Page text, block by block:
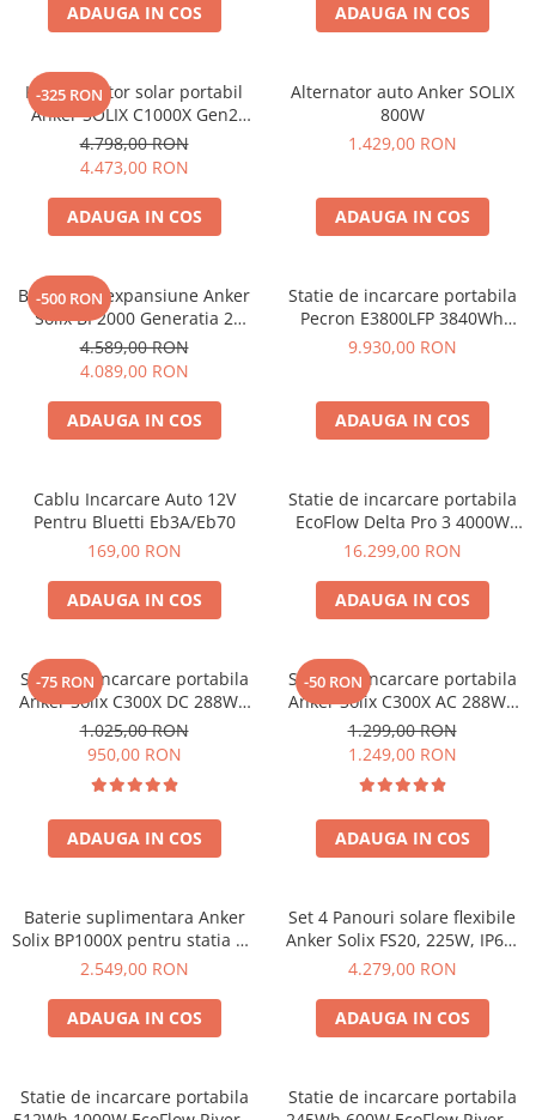
ADAUGA IN COS ADAUGA IN COS
-325 RON
Kit generator solar portabil
Anker SOLIX C1000X Gen2
2000W 1024Wh + panou 100W
4.798,00 RON
4.473,00 RON
ADAUGA IN COS
Alternator auto Anker SOLIX
800W
1.429,00 RON
ADAUGA IN COS
-500 RON
Baterie de expansiune Anker
Solix BP2000 Generatia 2
pentru Anker Solix C2000 Gen
2, 2048Wh
4.589,00 RON
4.089,00 RON
ADAUGA IN COS
Statie de incarcare portabila
Pecron E3800LFP 3840Wh
4200W + Carucior CADOU
9.930,00 RON
ADAUGA IN COS
Cablu Incarcare Auto 12V
Pentru Bluetti Eb3A/Eb70
169,00 RON
ADAUGA IN COS
Statie de incarcare portabila
EcoFlow Delta Pro 3 4000W
4096Wh
16.299,00 RON
ADAUGA IN COS
-75 RON
Statie de incarcare portabila
Anker Solix C300X DC 288Wh
300W
1.025,00 RON
950,00 RON
ADAUGA IN COS
-50 RON
Statie de incarcare portabila
Anker Solix C300X AC 288Wh
300W
1.299,00 RON
1.249,00 RON
ADAUGA IN COS
Baterie suplimentara Anker
Solix BP1000X pentru statia de
alimentare portabila Anker
2.549,00 RON
ADAUGA IN COS
Set 4 Panouri solare flexibile
Anker Solix FS20, 225W, IP67,
Tehnologie TOPCon
4.279,00 RON
ADAUGA IN COS
Statie de incarcare portabila
Statie de incarcare portabila